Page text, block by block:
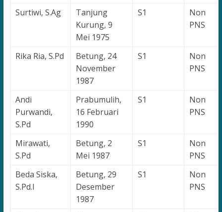
Surtiwi, S.Ag
Tanjung
Kurung, 9
Mei 1975
S1
Non
PNS
Rika Ria, S.Pd
Betung, 24
November
1987
S1
Non
PNS
Andi
Purwandi,
S.Pd
Prabumulih,
16 Februari
1990
S1
Non
PNS
Mirawati,
S.Pd
Betung, 2
Mei 1987
S1
Non
PNS
Beda Siska,
S.Pd.I
Betung, 29
Desember
1987
S1
Non
PNS